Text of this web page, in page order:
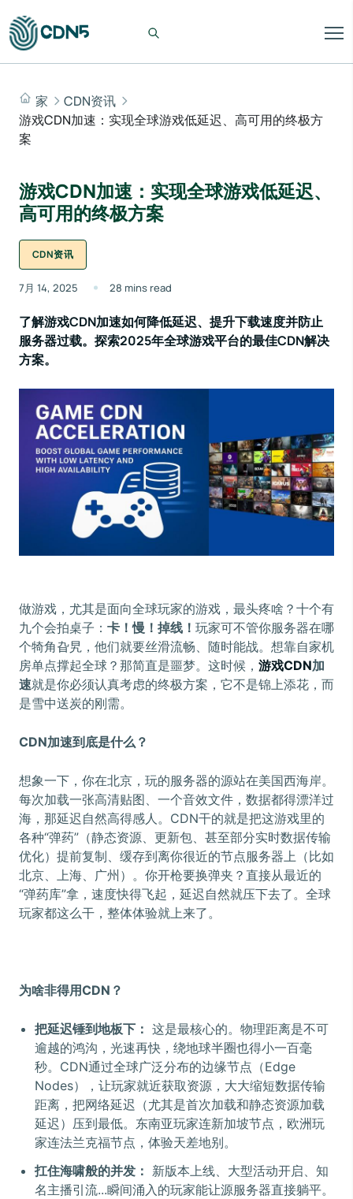
家
CDN资讯
游戏CDN加速：实现全球游戏低延迟、高可用的终极方
案
游戏CDN加速：实现全球游戏低延迟、
高可用的终极方案
CDN资讯
7月 14, 2025 28 mins read
了解游戏CDN加速如何降低延迟、提升下载速度并防止
服务器过载。探索2025年全球游戏平台的最佳CDN解决
方案。
做游戏，尤其是面向全球玩家的游戏，最头疼啥？十个有
九个会拍桌子： 卡！慢！掉线！ 玩家可不管你服务器在哪
个犄角旮旯，他们就要丝滑流畅、随时能战。想靠自家机
房单点撑起全球？那简直是噩梦。这时候， 游戏CDN加
速就是你必须认真考虑的终极方案，它不是锦上添花，而
是雪中送炭的刚需。
CDN加速到底是什么？
想象一下，你在北京，玩的服务器的源站在美国西海岸。
每次加载一张高清贴图、一个音效文件，数据都得漂洋过
海，那延迟自然高得感人。CDN干的就是把这游戏里的
各种“弹药”（静态资源、更新包、甚至部分实时数据传输
优化）提前复制、缓存到离你很近的节点服务器上（比如
北京、上海、广州）。你开枪要换弹夹？直接从最近的
“弹药库”拿，速度快得飞起，延迟自然就压下去了。全球
玩家都这么干，整体体验就上来了。
为啥非得用CDN？
把延迟锤到地板下： 这是最核心的。物理距离是不可
逾越的鸿沟，光速再快，绕地球半圈也得小一百毫
秒。CDN通过全球广泛分布的边缘节点（Edge
Nodes），让玩家就近获取资源，大大缩短数据传输
距离，把网络延迟（尤其是首次加载和静态资源加载
延迟）压到最低。东南亚玩家连新加坡节点，欧洲玩
家连法兰克福节点，体验天差地别。
扛住海啸般的并发： 新版本上线、大型活动开启、知
名主播引流...瞬间涌入的玩家能让源服务器直接躺平。